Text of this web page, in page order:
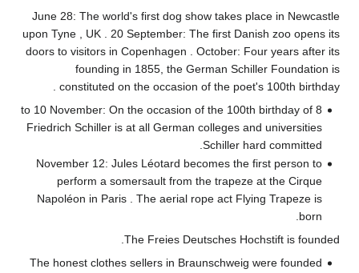
June 28: The world's first dog show takes place in Newcastle
upon Tyne , UK . 20 September: The first Danish zoo opens its
doors to visitors in Copenhagen . October: Four years after its
founding in 1855, the German Schiller Foundation is
constituted on the occasion of the poet's 100th birthday .
8 to 10 November: On the occasion of the 100th birthday of
Friedrich Schiller is at all German colleges and universities
Schiller hard committed.
November 12: Jules Léotard becomes the first person to
perform a somersault from the trapeze at the Cirque
Napoléon in Paris . The aerial rope act Flying Trapeze is
born.
The Freies Deutsches Hochstift is founded.
The honest clothes sellers in Braunschweig were founded